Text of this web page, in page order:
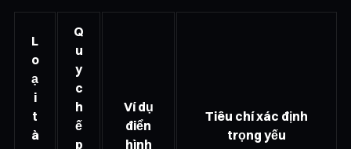
L
o
ạ
i
t
à
Q
u
y
c
h
ế
p
Ví dụ
điển
hình
Tiêu chí xác định
trọng yếu